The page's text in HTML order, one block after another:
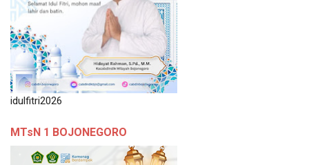
idulfitri2026
MTsN 1 BOJONEGORO